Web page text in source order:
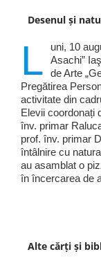
Desenul și
L
uni, 10
Asachi”
de Arte
Pregătirea
activitate din
Elevii coordonați
înv. primar
prof. înv. primar
întâlnire cu
au asamblat o
în încercarea de
Alte cărți și